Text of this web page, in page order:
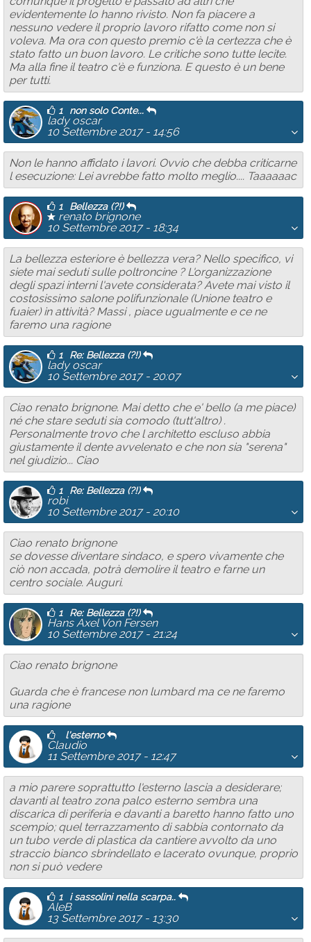
evidentemente lo hanno rivisto. Non fa piacere a
nessuno vedere il proprio lavoro rifatto come non si
voleva. Ma ora con questo premio c'è la certezza che è
stato fatto un buon lavoro. Le critiche sono tutte lecite.
Ma alla fine il teatro c'è e funziona. E questo è un bene
per tutti.
1 non solo Conte...
lady oscar
10 Settembre 2017 - 14:56
Non le hanno affidato i lavori. Ovvio che debba criticarne
l esecuzione: Lei avrebbe fatto molto meglio.... Taaaaaac
1 Bellezza (?!)
renato brignone
10 Settembre 2017 - 18:34
La bellezza esteriore è bellezza vera? Nello specifico, vi
siete mai seduti sulle poltroncine ? L'organizzazione
degli spazi interni l'avete considerata? Avete mai visto il
costosissimo salone polifunzionale (Unione teatro e
fuaier) in attività? Massi , piace ugualmente e ce ne
faremo una ragione
1 Re: Bellezza (?!)
lady oscar
10 Settembre 2017 - 20:07
Ciao renato brignone. Mai detto che e' bello (a me piace)
né che stare seduti sia comodo (tutt'altro) .
Personalmente trovo che l architetto escluso abbia
giustamente il dente avvelenato e che non sia "serena"
nel giudizio... Ciao
1 Re: Bellezza (?!)
robi
10 Settembre 2017 - 20:10
Ciao renato brignone
se dovesse diventare sindaco, e spero vivamente che
ciò non accada, potrà demolire il teatro e farne un
centro sociale. Auguri.
1 Re: Bellezza (?!)
Hans Axel Von Fersen
10 Settembre 2017 - 21:24
Ciao renato brignone
Guarda che è francese non lumbard ma ce ne faremo
una ragione
l'esterno
Claudio
11 Settembre 2017 - 12:47
a mio parere soprattutto l'esterno lascia a desiderare;
davanti al teatro zona palco esterno sembra una
discarica di periferia e davanti a baretto hanno fatto uno
scempio; quel terrazzamento di sabbia contornato da
un tubo verde di plastica da cantiere avvolto da uno
straccio bianco sbrindellato e lacerato ovunque, proprio
non si può vedere
1 i sassolini nella scarpa..
AleB
13 Settembre 2017 - 13:30